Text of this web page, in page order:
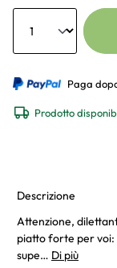
Anzahl
Paga
Prodotto
Descrizione
Attenzione,
piatto forte per voi:
supe… Di più